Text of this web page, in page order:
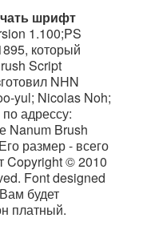
шрифт
1.100;PS
который
Script
NHN
yul; Nicolas Noh;
адрессу:
Nanum Brush
размер - всего
Copyright © 2010
Font designed
будет
платный.